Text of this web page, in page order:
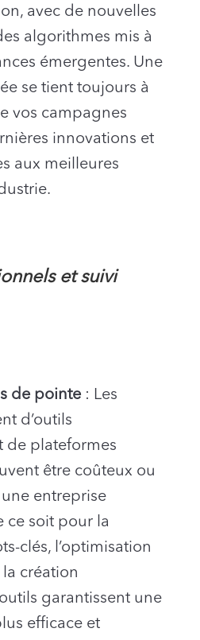
avec de nouvelles
algorithmes mis à
émergentes. Une
se tient toujours à
vos campagnes
innovations et
aux meilleures
et suivi
de pointe: Les
d’outils
de plateformes
être coûteux ou
entreprise
ce soit pour la
clés, l’optimisation
création
garantissent une
efficace et